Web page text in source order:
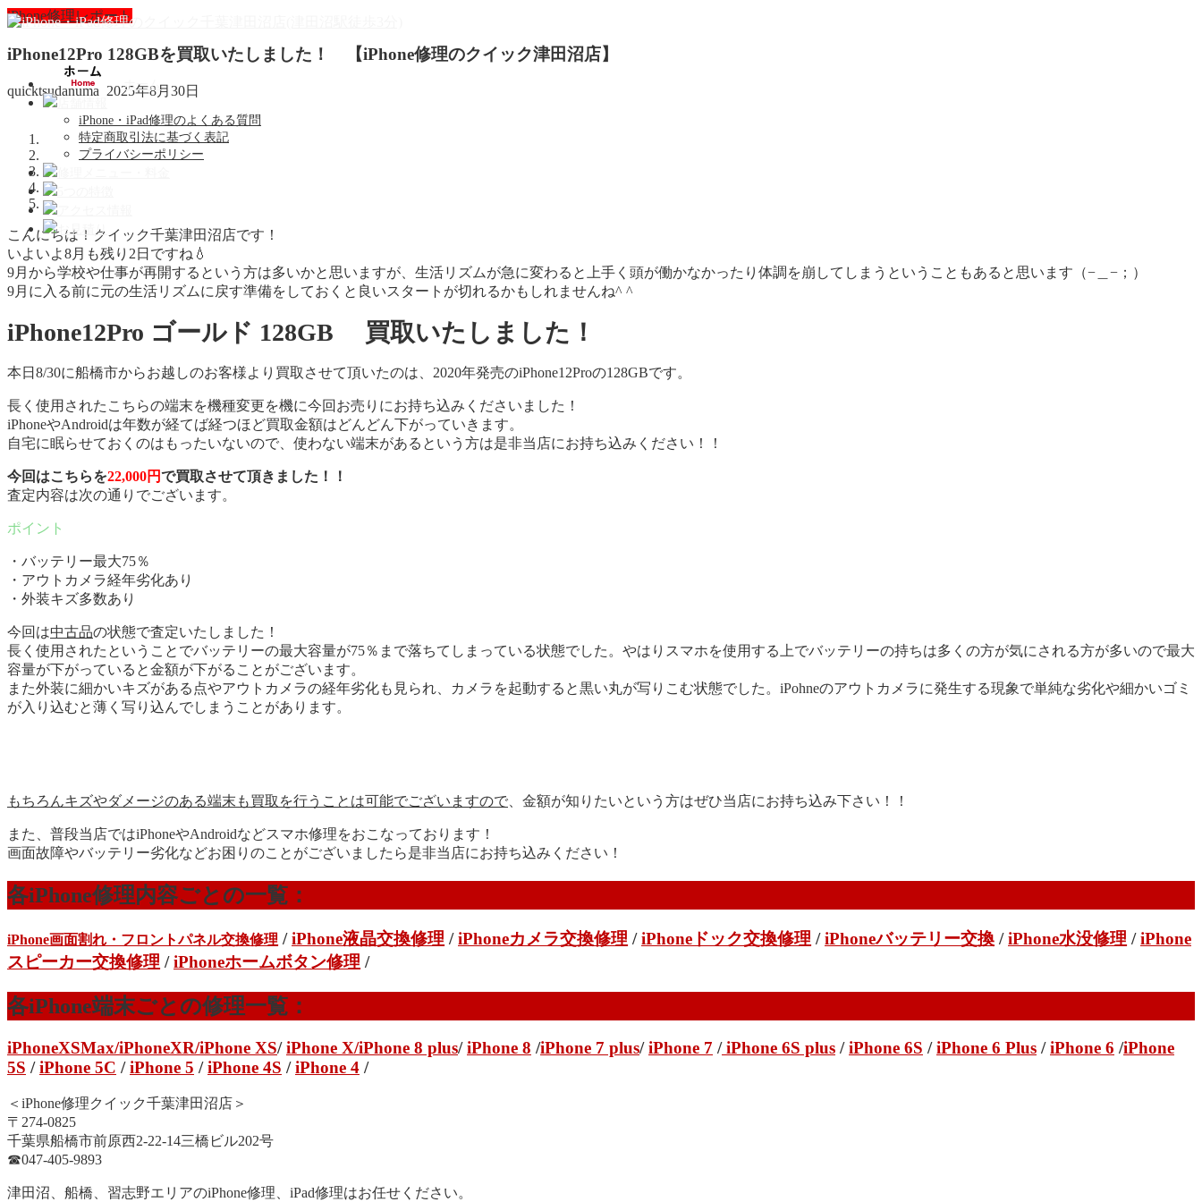
ホーム
iPhone・iPad修理のよくある質問
特定商取引法に基づく表記
プライバシーポリシー
お見積り
iPhone修理レポート
iPhone12Pro 128GBを買取いたしました！ 【iPhone修理のクイック津田沼店】
quicktsudanuma 2025年8月30日
こんにちは！クイック千葉津田沼店です！
いよいよ8月も残り2日ですね💧
9月から学校や仕事が再開するという方は多いかと思いますが、生活リズムが急に変わると上手く頭が働かなかったり体調を崩してしまうということもあると思います（−＿−；）
9月に入る前に元の生活リズムに戻す準備をしておくと良いスタートが切れるかもしれませんね^ ^
iPhone12Pro ゴールド 128GB 買取いたしました！
本日8/30に船橋市からお越しのお客様より買取させて頂いたのは、2020年発売のiPhone12Proの128GBです。
長く使用されたこちらの端末を機種変更を機に今回お売りにお持ち込みくださいました！
iPhoneやAndroidは年数が経てば経つほど買取金額はどんどん下がっていきます。
自宅に眠らせておくのはもったいないので、使わない端末があるという方は是非当店にお持ち込みください！！
今回はこちらを22,000円で買取させて頂きました！！
査定内容は次の通りでございます。
・バッテリー最大75％
・アウトカメラ経年劣化あり
・外装キズ多数あり
今回は中古品の状態で査定いたしました！
長く使用されたということでバッテリーの最大容量が75％まで落ちてしまっている状態でした。やはりスマホを使用する上でバッテリーの持ちは多くの方が気にされる方が多いので最大
容量が下がっていると金額が下がることがございます。
また外装に細かいキズがある点やアウトカメラの経年劣化も見られ、カメラを起動すると黒い丸が写りこむ状態でした。iPohneのアウトカメラに発生する現象で単純な劣化や細かいゴミ
が入り込むと薄く写り込んでしまうことがあります。
もちろんキズやダメージのある端末も買取を行うことは可能でございますので、金額が知りたいという方はぜひ当店にお持ち込み下さい！！
また、普段当店ではiPhoneやAndroidなどスマホ修理をおこなっております！
画面故障やバッテリー劣化などお困りのことがございましたら是非当店にお持ち込みください！
各iPhone修理内容ごとの一覧：
iPhone画面割れ・フロントパネル交換修理 /iPhone液晶交換修理 /iPhoneカメラ交換修理 /iPhoneドック交換修理 /iPhoneバッテリー交換 /iPhone水没修理 /iPhone
スピーカー交換修理 /iPhoneホームボタン修理 /
各iPhone端末ごとの修理一覧：
iPhoneXSMax/iPhoneXR/iPhone XS/iPhone X/iPhone 8 plus/iPhone 8 /iPhone 7 plus/iPhone 7 /iPhone 6S plus /iPhone 6S /iPhone 6 Plus /iPhone 6 /iPhone
5S /iPhone 5C /iPhone 5 /iPhone 4S /iPhone 4 /
＜iPhone修理クイック千葉津田沼店＞
〒274-0825
千葉県船橋市前原西2-22-14三橋ビル202号
☎︎047-405-9893
津田沼、船橋、習志野エリアのiPhone修理、iPad修理はお任せください。